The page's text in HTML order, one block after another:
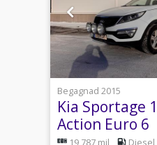
1
Begagnad 2015
Kia Sportage
Action Euro 6
19 787 mil Diesel